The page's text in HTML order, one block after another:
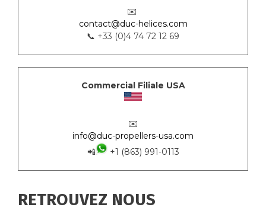
✉️
contact@duc-helices.com
📞 +33 (0)4 74 72 12 69
Commercial Filiale USA
✉️
info@duc-propellers-usa.com
📲
+1 (863) 991-0113
RETROUVEZ NOUS